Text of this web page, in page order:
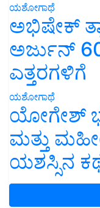
ಯಶೋಗಾಥೆ
ಅಭಿಷೇಕ್
ಅರ್ಜುನ್
ಎತ್ತರಗಳಿಗೆ
ಯಶೋಗಾಥೆ
ಯೋಗೇಶ್
ಮತ್ತು
ಯಶಸ್ಸಿನ